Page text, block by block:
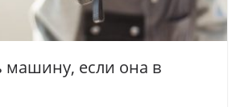
машину, если она в